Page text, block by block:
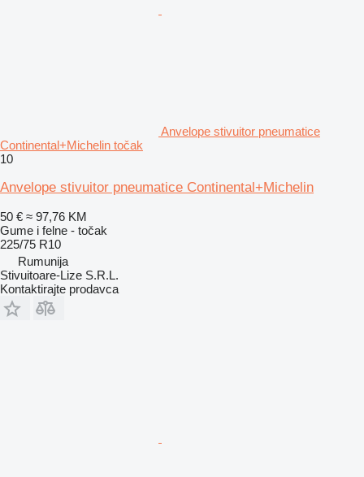
Anvelope stivuitor pneumatice
Continental+Michelin točak
10
Anvelope stivuitor pneumatice Continental+Michelin
50 € ≈ 97,76 KM
Gume i felne - točak
225/75 R10
Rumunija
Stivuitoare-Lize S.R.L.
Kontaktirajte prodavca